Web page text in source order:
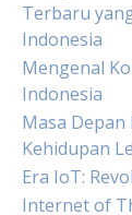
Terbaru
Indonesia
Mengenal
Indonesia
Masa
Kehidupan
Era IoT:
Internet of